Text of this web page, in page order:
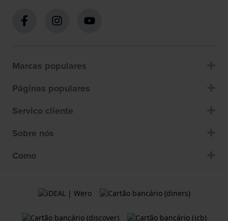
Marcas populares
Páginas populares
Servico cliente
Sobre nós
Como